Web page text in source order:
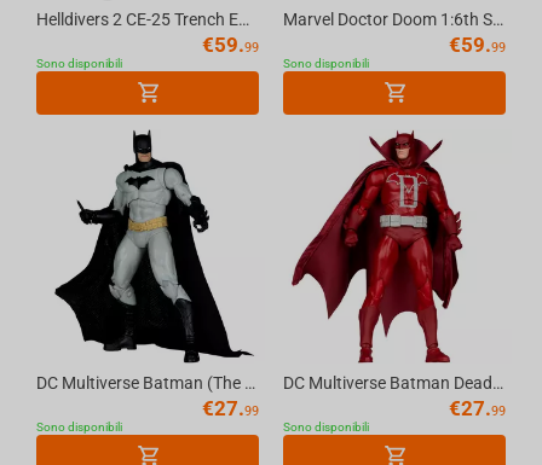
Helldivers 2 CE-25 Trench Engineer 7in Deluxe Action Figure McFarlane Elite Edition #11
€59.99
Sono disponibili
Marvel Doctor Doom 1:6th Scale Collectible (Doctor Doom #1) McFarlane Toys
€59.99
Sono disponibili
DC Multiverse Batman (The New 52) 7in Action Figure McFarlane Toys
€27.99
Sono disponibili
DC Multiverse Batman Deadman (Knight Terrors) 7in Action Figure McFarlane Toys
€27.99
Sono disponibili